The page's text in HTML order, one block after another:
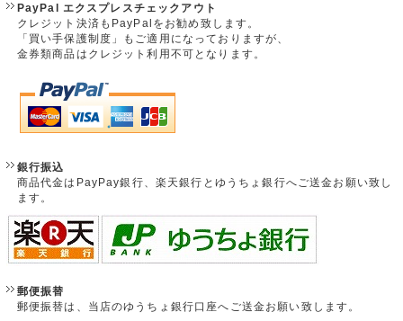
PayPal エクスプレスチェックアウト
クレジット決済もPayPalをお勧め致します。
「買い手保護制度」もご適用になっておりますが、
金券類商品はクレジット利用不可となります。
銀行振込
商品代金はPayPay銀行、楽天銀行とゆうちょ銀行へご送金お願い致し
ます。
郵便振替
郵便振替は、当店のゆうちょ銀行口座へご送金お願い致します。